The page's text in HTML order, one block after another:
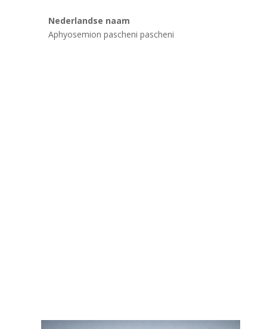
Nederlandse naam
Aphyosemion pascheni pascheni